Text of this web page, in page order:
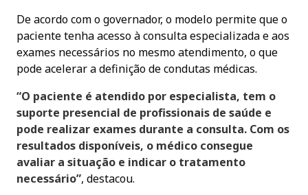
De acordo com o governador, o modelo permite que o
paciente tenha acesso à consulta especializada e aos
exames necessários no mesmo atendimento, o que
pode acelerar a definição de condutas médicas.
“O paciente é atendido por especialista, tem o
suporte presencial de profissionais de saúde e
pode realizar exames durante a consulta. Com os
resultados disponíveis, o médico consegue
avaliar a situação e indicar o tratamento
necessário”, destacou.